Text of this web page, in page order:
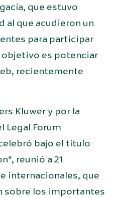
que estuvo
al que acudieron un
para participar
es potenciar
recientemente
Kluwer y por la
Legal Forum
bajo el título
reunió a 21
internacionales, que
sobre los importantes